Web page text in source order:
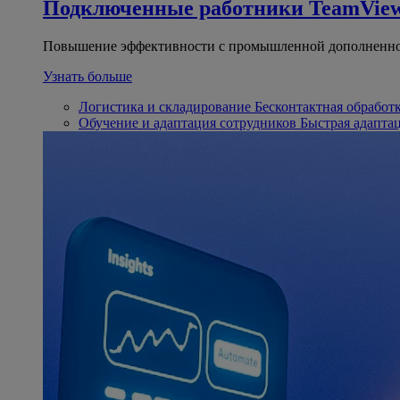
Подключенные работники
Повышение эффективности с промышленной
Узнать больше
Логистика и складирование Бесконтактная
Обучение и адаптация сотрудников Быстрая